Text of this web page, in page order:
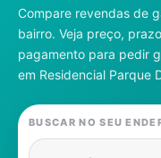
Cadastre-se
Gás
Contatos
Compare revendas de
bairro. Veja preço,
pagamento para pedir
em Residencial Parque
BUSCAR NO SEU